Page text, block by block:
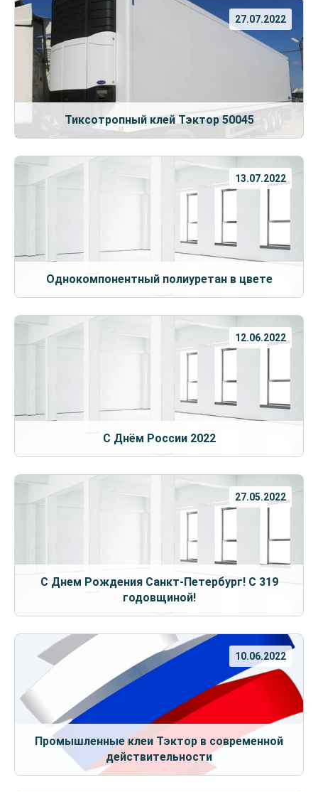
27.07.2022
Тиксотропный клей Тэктор 50045
13.07.2022
Однокомпонентный полиуретан в цвете
12.06.2022
С Днём России 2022
27.05.2022
С Днем Рождения Санкт-Петербург! С 319
годовщиной!
10.06.2022
Промышленные клеи Тэктор в современной
действительности